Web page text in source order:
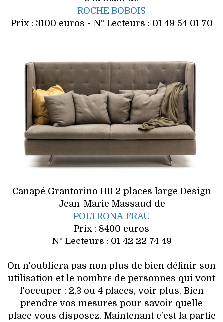
ROCHE BOBOIS
Prix : 3100 euros - N° Lecteurs : 01 49 54 01 70
Canapé Grantorino HB 2 places large Design
Jean-Marie Massaud de
POLTRONA FRAU
Prix : 8400 euros
N° Lecteurs : 01 42 22 74 49
On n'oubliera pas non plus de bien définir son
utilisation et le nombre de personnes qui vont
l'occuper : 2,3 ou 4 places, voir plus. Bien
prendre vos mesures pour savoir quelle
place vous disposez. Maintenant c'est la partie